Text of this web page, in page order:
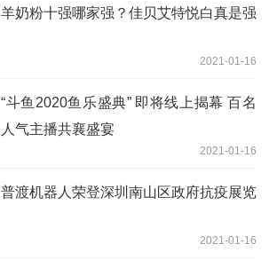
羊奶粉十强哪家强？佳贝艾特悦白真是强
2021-01-16
“斗鱼2020鱼乐盛典” 即将线上揭幕 百名
人气主播共襄盛宴
2021-01-16
普渡机器人荣登深圳南山区政府抗疫展览
2021-01-16